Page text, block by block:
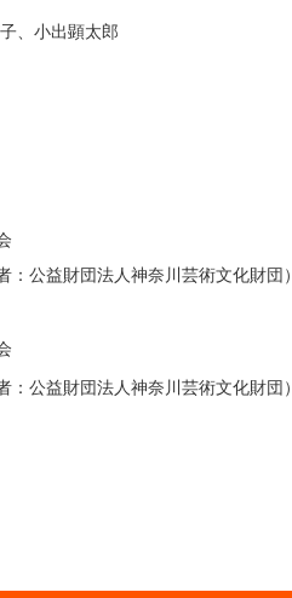
、小出顕太郎
公益財団法人神奈川芸術文化財団）
公益財団法人神奈川芸術文化財団）